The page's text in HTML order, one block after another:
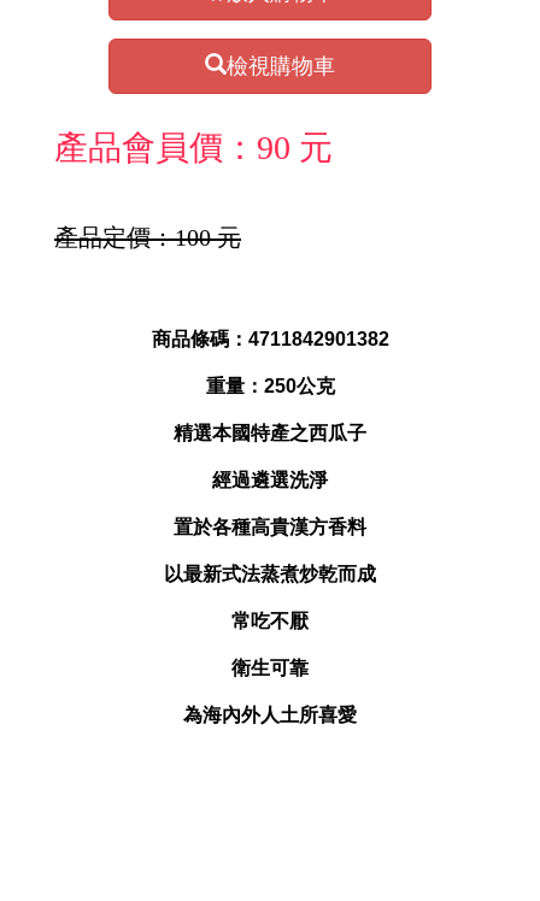
檢視購物車
產品會員價：90 元
產品定價：100 元
商品條碼：4711842901382
重量：250公克
精選本國特產之西瓜子
經過遴選洗淨
置於各種高貴漢方香料
以最新式法蒸煮炒乾而成
常吃不厭
衛生可靠
為海內外人土所喜愛